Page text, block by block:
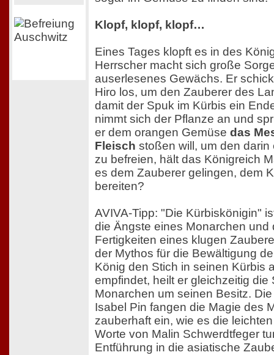
Klopf, klopf, klopf…
Eines Tages klopft es in des
Herrscher macht sich große
auserlesenes Gewächs. Er
Hiro los, um den Zauberer des
damit der Spuk im Kürbis ein
nimmt sich der Pflanze an und
er dem orangen Gemüse das
Fleisch stoßen will, um den
zu befreien, hält das Königreich
es dem Zauberer gelingen, dem
bereiten?
AVIVA-Tipp: "Die Kürbiskönigin"
die Ängste eines Monarchen und
Fertigkeiten eines klugen
der Mythos für die Bewältigung
König den Stich in seinen Kürbis
empfindet, heilt er gleichzeitig die
Monarchen um seinen Besitz.
Isabel Pin fangen die Magie des
zauberhaft ein, wie es die
Worte von Malin Schwerdtfeger
Entführung in die asiatische